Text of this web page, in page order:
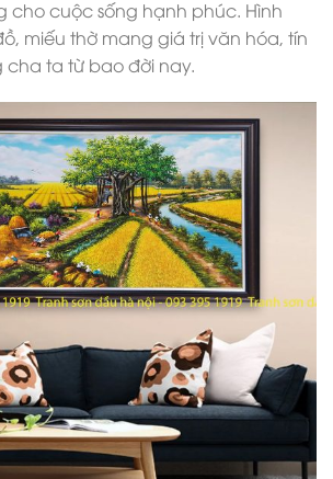
cho cuộc sống hạnh phúc. Hình
miếu thờ mang giá trị văn hóa, tín
ta từ bao đời nay.